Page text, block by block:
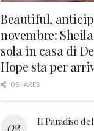
Beautiful,
novembre:
sola in casa di
Hope sta per
0 SHARES
Il Paradiso